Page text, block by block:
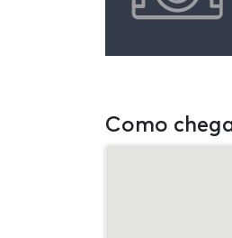
Como